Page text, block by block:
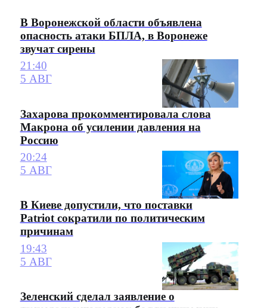
В Воронежской области объявлена
опасность атаки БПЛА, в Воронеже
звучат сирены
21:40
5 АВГ
Захарова прокомментировала слова
Макрона об усилении давления на
Россию
20:24
5 АВГ
В Киеве допустили, что поставки
Patriot сократили по политическим
причинам
19:43
5 АВГ
Зеленский сделал заявление о